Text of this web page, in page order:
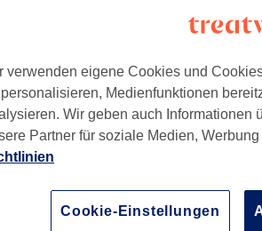
, Köln, 50968
20 Min.Details anzeigen
verwenden eigene Cookies und
Medienfunktionen
Wir geben auch Informationen
Partner für soziale Medien,
Cookie-Einstellungen